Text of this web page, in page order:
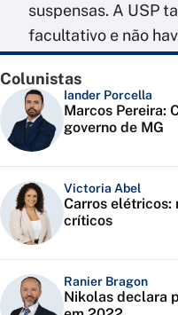
suspensas. A USP
facultativo e não
Colunistas
Iander Porcella
Marcos Pereira:
governo de MG
Victoria Abel
Carros elétricos:
críticos
Ranier Bragon
Nikolas declara